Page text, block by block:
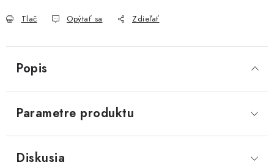
Tlač Opýtať sa Zdieľať
Popis
Parametre produktu
Diskusia